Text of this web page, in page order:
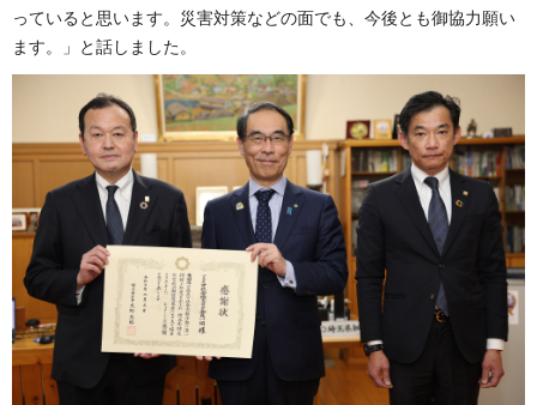
っていると思います。災害対策などの面でも、今後とも御協力願い
ます。」と話しました。